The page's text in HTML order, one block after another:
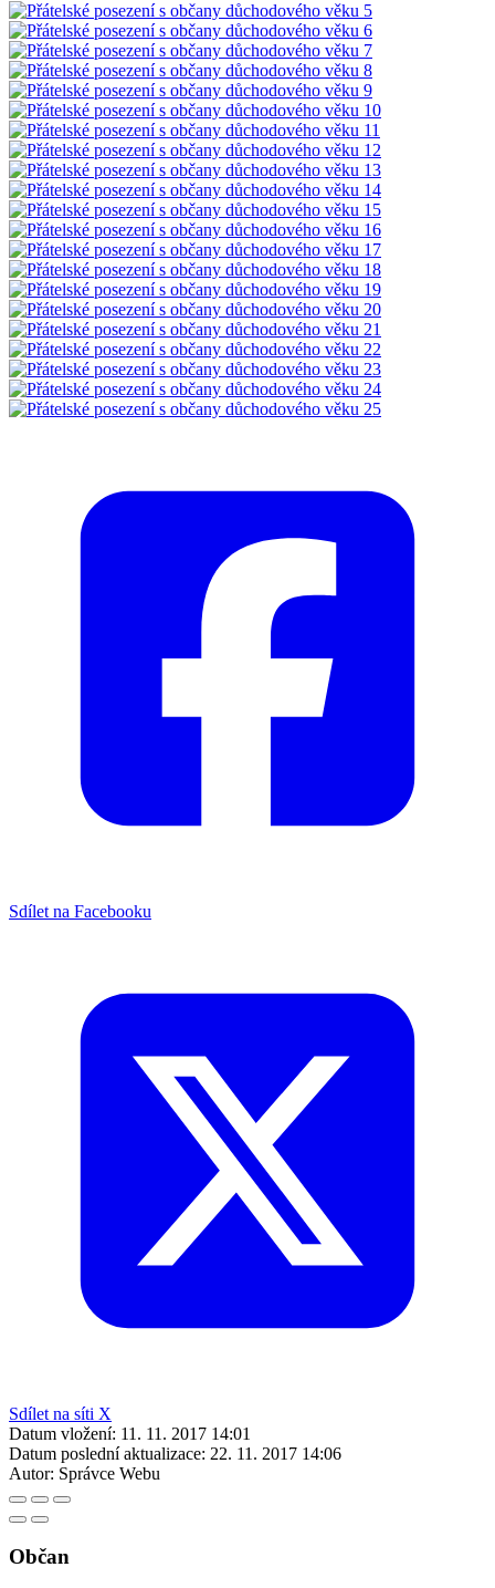
Sdílet na Facebooku
Sdílet na síti X
Datum vložení: 11. 11. 2017 14:01
Datum poslední aktualizace: 22. 11. 2017 14:06
Autor: Správce Webu
Občan